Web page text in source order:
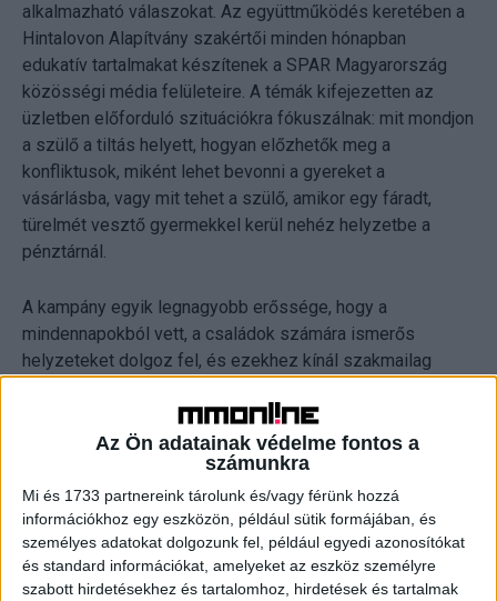
Az Ön adatainak védelme fontos a
számunkra
Mi és 1733 partnereink tárolunk és/vagy férünk hozzá
információkhoz egy eszközön, például sütik formájában, és
személyes adatokat dolgozunk fel, például egyedi azonosítókat
és standard információkat, amelyeket az eszköz személyre
szabott hirdetésekhez és tartalomhoz, hirdetések és tartalmak
alkalmazható válaszokat. Az együttműködés keretében a
Hintalovon Alapítvány szakértői minden hónapban
edukatív tartalmakat készítenek a SPAR Magyarország
közösségi média felületeire. A témák kifejezetten az
üzletben előforduló szituációkra fókuszálnak: mit mondjon
a szülő a tiltás helyett, hogyan előzhetők meg a
konfliktusok, miként lehet bevonni a gyereket a
vásárlásba, vagy mit tehet a szülő, amikor egy fáradt,
türelmét vesztő gyermekkel kerül nehéz helyzetbe a
pénztárnál.
A kampány egyik legnagyobb erőssége, hogy a
mindennapokból vett, a családok számára ismerős
helyzeteket dolgoz fel, és ezekhez kínál szakmailag
cél nem csupán az, hogy „kezeljük” ezeket a helyzeteket,
hanem hogy a szülők és gyerekek közösen tanuljanak
belőlük, és hosszú távon tudatosabb, gyermekközpontú
szemlélet alakuljon ki.
„Alapítványunk küldetése, hogy a gyerekek jólléte a
mindennapok részévé váljon és pontosan ez az, amit